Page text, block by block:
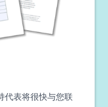
代表将很快与您联